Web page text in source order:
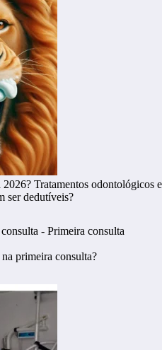
Tratamentos odontológicos e
ser dedutíveis?
primeira consulta?